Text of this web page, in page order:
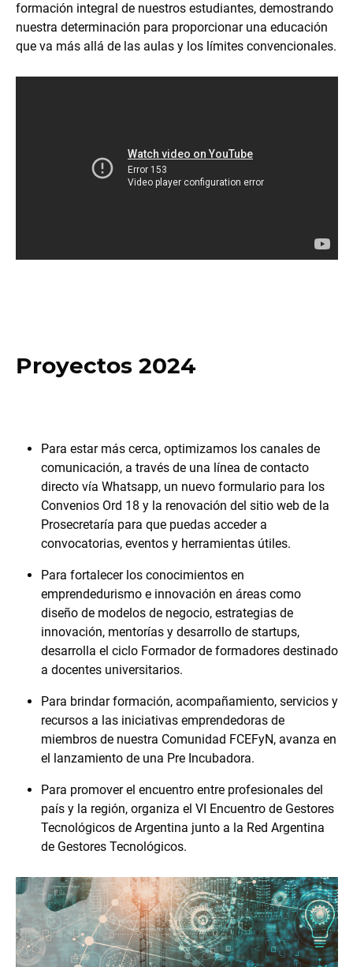
formación integral de nuestros estudiantes, demostrando
nuestra determinación para proporcionar una educación
que va más allá de las aulas y los límites convencionales.
Proyectos 2024
Para estar más cerca, optimizamos los canales de
comunicación, a través de una línea de contacto
directo vía Whatsapp, un nuevo formulario para los
Convenios Ord 18 y la renovación del sitio web de la
Prosecretaría para que puedas acceder a
convocatorias, eventos y herramientas útiles.
Para fortalecer los conocimientos en
emprendedurismo e innovación en áreas como
diseño de modelos de negocio, estrategias de
innovación, mentorías y desarrollo de startups,
desarrolla el ciclo Formador de formadores destinado
a docentes universitarios.
Para brindar formación, acompañamiento, servicios y
recursos a las iniciativas emprendedoras de
miembros de nuestra Comunidad FCEFyN, avanza en
el lanzamiento de una Pre Incubadora.
Para promover el encuentro entre profesionales del
país y la región, organiza el VI Encuentro de Gestores
Tecnológicos de Argentina junto a la Red Argentina
de Gestores Tecnológicos.